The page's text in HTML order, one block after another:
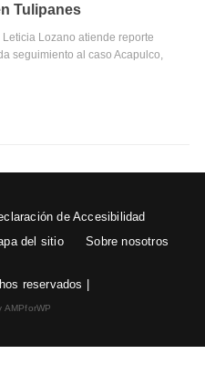
Tulipanes
Lozano atiende reporte
seguimiento al caso Acapulco,
de Accesibilidad
del sitio Sobre nosotros
reservados |
AMPforWP